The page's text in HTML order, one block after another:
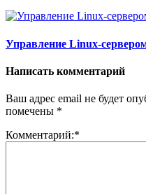
Управление Linux-
Написать комментарий
Ваш адрес email не будет
помечены *
Комментарий:*